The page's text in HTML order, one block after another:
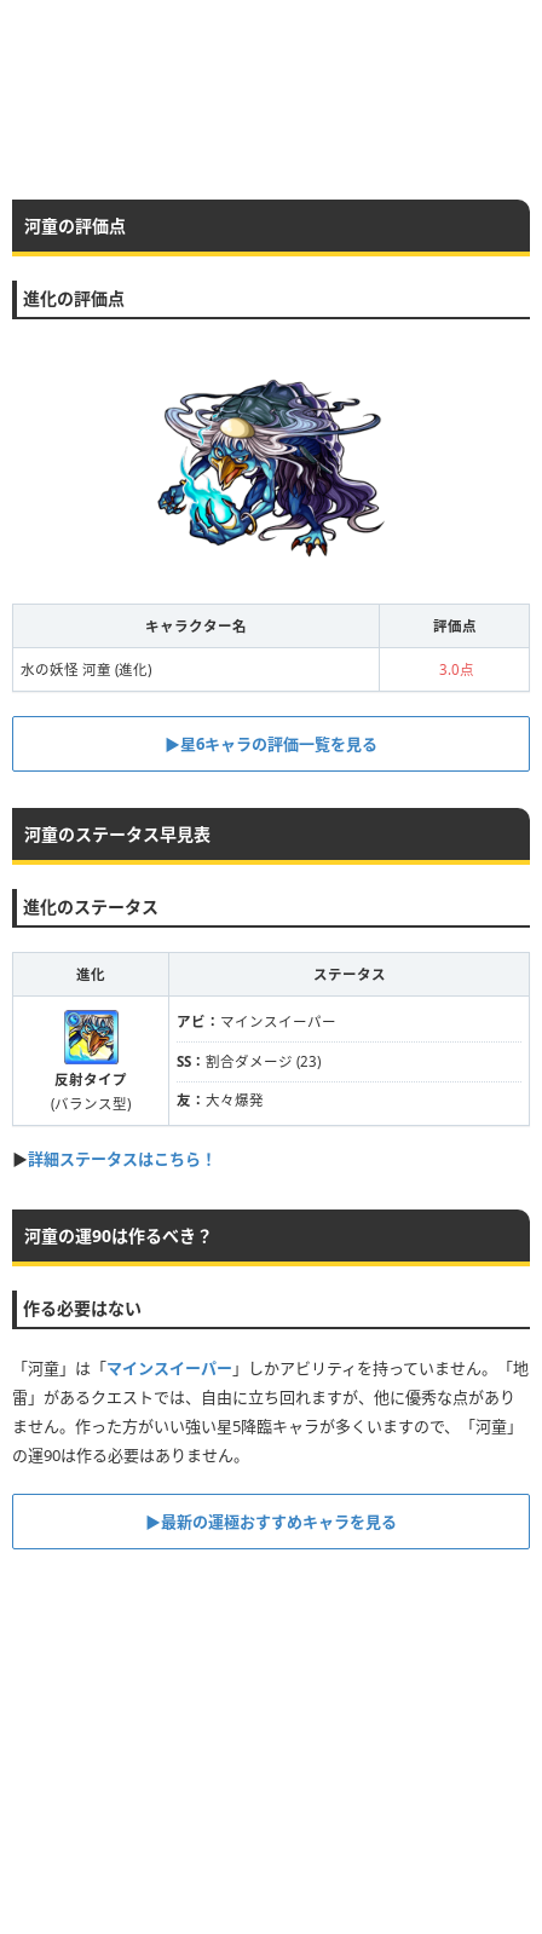
河童の評価点
進化の評価点
キャラクター名 評価点
水の妖怪 河童 (進化) 3.0点
▶星6キャラの評価一覧を見る
河童のステータス早見表
進化のステータス
進化 ステータス
反射タイプ
(バランス型)
アビ： マインスイーパー
SS： 割合ダメージ (23)
友： 大々爆発
▶詳細ステータスはこちら！
河童の運90は作るべき？
作る必要はない
「河童」は「マインスイーパー 」しかアビリティを持っていません。「地
雷」があるクエストでは、自由に立ち回れますが、他に優秀な点があり
ません。作った方がいい強い星5降臨キャラが多くいますので、「河童」
の運90は作る必要はありません。
▶最新の運極おすすめキャラを見る